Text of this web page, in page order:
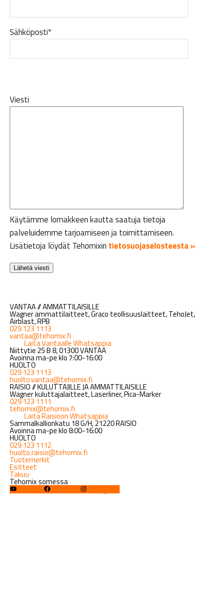
Sähköposti*
Viesti
Käytämme lomakkeen kautta saatuja tietoja
palveluidemme tarjoamiseen ja toimittamiseen.
Lisätietoja löydät Tehomixin tietosuojaselosteesta »
VANTAA // AMMATTILAISILLE
Wagner ammattilaitteet, Graco teollisuuslaitteet, TehoJet,
Airblast, RPB
029 123 1113
vantaa@tehomix.fi
Laita Vantaalle Whatsappia
Niittytie 25 B 8, 01300 VANTAA
Avoinna ma-pe klo 7:00-16:00
HUOLTO
029 123 1113
huolto.vantaa@tehomix.fi
RAISIO // KULUTTAJILLE JA AMMATTILAISILLE
Wagner kuluttajalaitteet, Laserliner, Pica-Marker
029 123 1111
tehomix@tehomix.fi
Laita Raisioon Whatsappia
Sammalkallionkatu 18 G/H, 21220 RAISIO
Avoinna ma-pe klo 8:00-16:00
HUOLTO
029 123 1112
huolto.raisio@tehomix.fi
Tuotemerkit
Esitteet
Takuu
Tehomix somessa